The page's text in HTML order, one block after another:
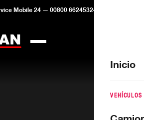
Mobile 24 — 00800 66245324
Inicio
VEHÍCULOS